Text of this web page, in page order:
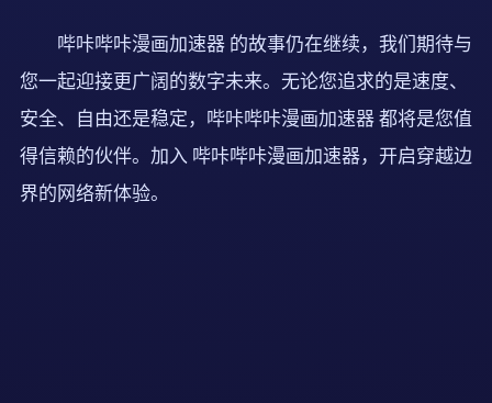
哔咔哔咔漫画加速器 的故事仍在继续，我们期待与
您一起迎接更广阔的数字未来。无论您追求的是速度、
安全、自由还是稳定，哔咔哔咔漫画加速器 都将是您值
得信赖的伙伴。加入 哔咔哔咔漫画加速器，开启穿越边
界的网络新体验。